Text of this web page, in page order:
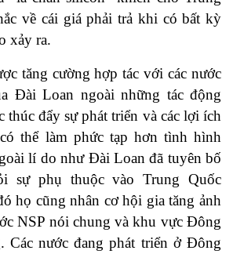
về cái giá phải trả khi có bất kỳ
xảy ra.
tăng cường hợp tác với các nước
Đài Loan ngoài những tác động
thúc đẩy sự phát triển và các lợi ích
thể làm phức tạp hơn tình hình
lí do như Đài Loan đã tuyên bố
sự phụ thuộc vào Trung Quốc
họ cũng nhân cơ hội gia tăng ảnh
NSP nói chung và khu vực Đông
Các nước đang phát triển ở Đông